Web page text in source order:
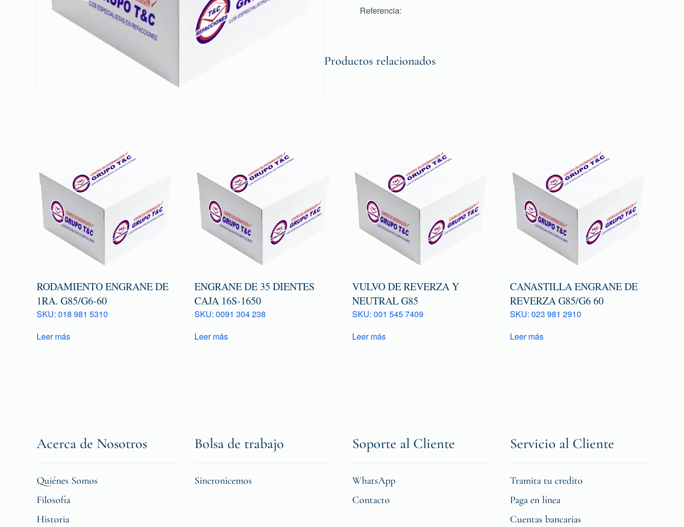
Referencia:
Productos relacionados
RODAMIENTO ENGRANE DE
1RA. G85/G6-60
SKU: 018 981 5310
Leer más
ENGRANE DE 35 DIENTES
CAJA 16S-1650
SKU: 0091 304 238
Leer más
VULVO DE REVERZA Y
NEUTRAL G85
SKU: 001 545 7409
Leer más
CANASTILLA ENGRANE DE
REVERZA G85/G6 60
SKU: 023 981 2910
Leer más
Acerca de Nosotros
Quiénes Somos
Filosofia
Historia
Bolsa de trabajo
Sincronicemos
Soporte al Cliente
WhatsApp
Contacto
Servicio al Cliente
Tramita tu credito
Paga en línea
Cuentas bancarias